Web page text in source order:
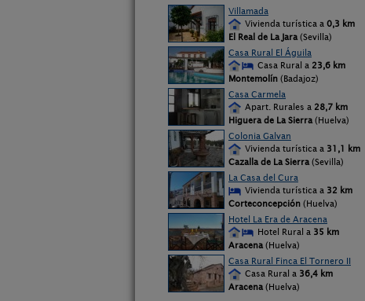
Villamada
Vivienda turística a 0,3 km
El Real de La Jara (Sevilla)
Casa Rural El Águila
Casa Rural a 23,6 km
Montemolín (Badajoz)
Casa Carmela
Apart. Rurales a 28,7 km
Higuera de La Sierra (Huelva)
Colonia Galvan
Vivienda turística a 31,1 km
Cazalla de La Sierra (Sevilla)
La Casa del Cura
Vivienda turística a 32 km
Corteconcepción (Huelva)
Hotel La Era de Aracena
Hotel Rural a 35 km
Aracena (Huelva)
Casa Rural Finca El Tornero II
Casa Rural a 36,4 km
Aracena (Huelva)